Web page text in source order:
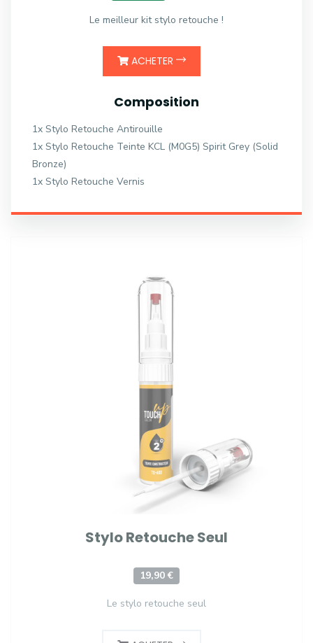
Le meilleur kit stylo retouche !
ACHETER
Composition
1x Stylo Retouche Antirouille
1x Stylo Retouche Teinte KCL (M0G5) Spirit Grey (Solid
Bronze)
1x Stylo Retouche Vernis
Stylo Retouche Seul
19,90 €
Le stylo retouche seul